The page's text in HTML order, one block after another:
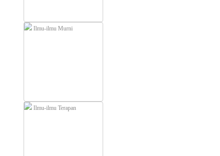
Ilmu-ilmu Murni
Ilmu-ilmu Terapan